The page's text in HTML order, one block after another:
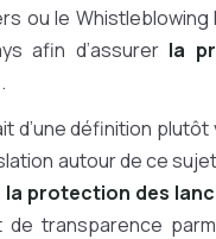
ou le
afin d’assurer la
d’une définition plutôt
autour de ce
la protection des
transparence